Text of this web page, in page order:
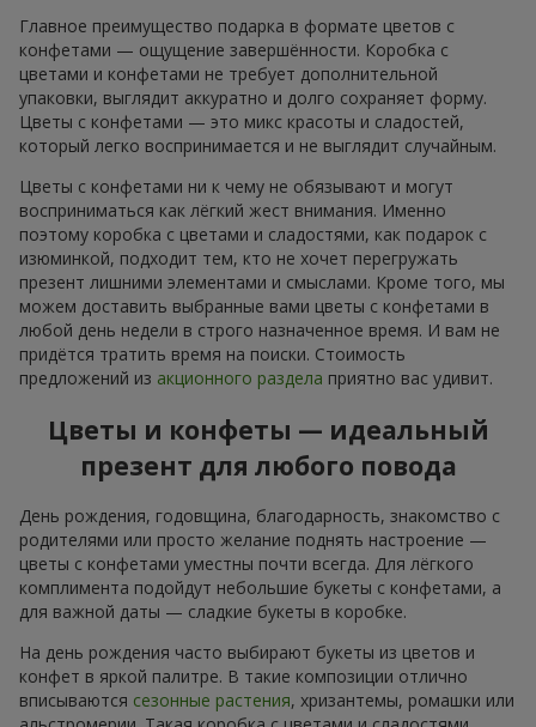
Главное преимущество подарка в формате цветов с
конфетами — ощущение завершённости. Коробка с
цветами и конфетами не требует дополнительной
упаковки, выглядит аккуратно и долго сохраняет форму.
Цветы с конфетами — это микс красоты и сладостей,
который легко воспринимается и не выглядит случайным.
Цветы с конфетами ни к чему не обязывают и могут
восприниматься как лёгкий жест внимания. Именно
поэтому коробка с цветами и сладостями, как подарок с
изюминкой, подходит тем, кто не хочет перегружать
презент лишними элементами и смыслами. Кроме того, мы
можем доставить выбранные вами цветы с конфетами в
любой день недели в строго назначенное время. И вам не
придётся тратить время на поиски. Стоимость
предложений из акционного раздела приятно вас удивит.
Цветы и конфеты — идеальный
презент для любого повода
День рождения, годовщина, благодарность, знакомство с
родителями или просто желание поднять настроение —
цветы с конфетами уместны почти всегда. Для лёгкого
комплимента подойдут небольшие букеты с конфетами, а
для важной даты — сладкие букеты в коробке.
На день рождения часто выбирают букеты из цветов и
конфет в яркой палитре. В такие композиции отлично
вписываются сезонные растения, хризантемы, ромашки или